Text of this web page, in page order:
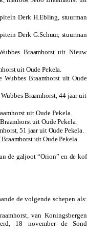
Derk H.Ebling, stuurman
Derk G.Schuur, stuurman
Braamhorst uit Nieuw
uit Oude Pekela.
Braamhorst uit Oude
Braamhorst, 44 jaar uit
uit Oude Pekela.
uit Oude Pekela.
51 jaar uit Oude Pekela.
uit Oude Pekela.
de galjoot “Orion” en de kof
de volgende schepen als:
van Koningsbergen
18 november de Sond